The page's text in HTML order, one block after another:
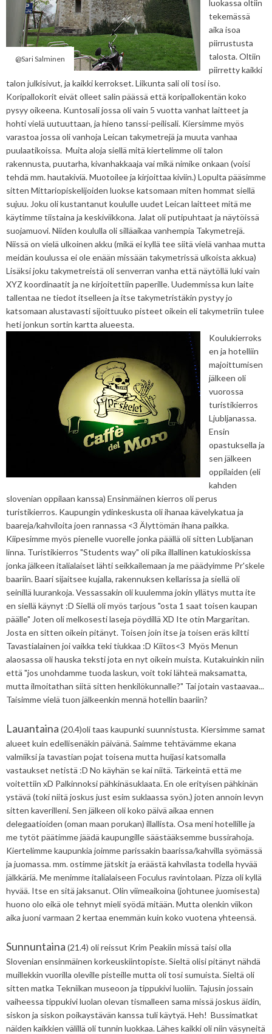
@Sari Salminen
luokassa oltiin
tekemässä
aika isoa
piirrustusta
talosta. Oltiin
piirretty kaikki
talon julkisivut, ja kaikki kerrokset. Liikunta sali oli tosi iso.
Koripallokorit eivät olleet salin päässä että koripallokentän koko
pysyy oikeena. Kuntosali jossa oli vain 5 vuotta vanhat laitteet ja
hohti vielä uutuuttaan, ja hieno tanssi-peilisali. Kiersimme myös
varastoa jossa oli vanhoja Leican takymetrejä ja muuta vanhaa
puulaatikoissa. Muita aloja siellä mitä kiertelimme oli talon
rakennusta, puutarha, kivanhakkaaja vai mikä nimike onkaan (voisi
tehdä mm. hautakiviä. Muotoilee ja kirjoittaa kiviin.) Lopulta pääsimme
sitten Mittariopiskelijoiden luokse katsomaan miten hommat siellä
sujuu. Joku oli kustantanut koululle uudet Leican laitteet mitä me
käytimme tiistaina ja keskiviikkona. Jalat oli putipuhtaat ja näytöissä
suojamuovi. Niiden koululla oli silläaikaa vanhempia Takymetrejä.
Niissä on vielä ulkoinen akku (mikä ei kyllä tee siitä vielä vanhaa mutta
meidän koulussa ei ole enään missään takymetrissä ulkoista akkua)
Lisäksi joku takymetreistä oli senverran vanha että näytöllä luki vain
XYZ koordinaatit ja ne kirjoitettiin paperille. Uudemmissa kun laite
tallentaa ne tiedot itselleen ja itse takymetristäkin pystyy jo
katsomaan alustavasti sijoittuuko pisteet oikein eli takymetriin tulee
heti jonkun sortin kartta alueesta.
Koulukierroks
en ja hotelliin
majoittumisen
jälkeen oli
vuorossa
turistikierros
Ljubljanassa.
Ensin
opastuksella ja
sen jälkeen
oppilaiden (eli
kahden
slovenian oppilaan kanssa) Ensinmäinen kierros oli perus
turistikierros. Kaupungin ydinkeskusta oli ihanaa kävelykatua ja
baareja/kahviloita joen rannassa <3 Älyttömän ihana paikka.
Kiipesimme myös pienelle vuorelle jonka päällä oli sitten Lubljanan
linna. Turistikierros "Students way" oli pika illallinen katukioskissa
jonka jälkeen italialaiset lähti seikkailemaan ja me päädyimme Pr'skele
baariin. Baari sijaitsee kujalla, rakennuksen kellarissa ja siellä oli
seinillä luurankoja. Vessassakin oli kuulemma jokin yllätys mutta ite
en siellä käynyt :D Siellä oli myös tarjous "osta 1 saat toisen kaupan
päälle" Joten oli melkosesti laseja pöydillä XD Ite otin Margaritan.
Josta en sitten oikein pitänyt. Toisen join itse ja toisen eräs kiltti
Tavastialainen joi vaikka teki tiukkaa :D Kiitos<3 Myös Menun
alaosassa oli hauska teksti jota en nyt oikein muista. Kutakuinkin niin
että "jos unohdamme tuoda laskun, voit toki lähteä maksamatta,
mutta ilmoitathan siitä sitten henkilökunnalle?" Tai jotain vastaavaa...
Taisimme vielä tuon jälkeenkin mennä hotellin baariin?
Lauantaina (20.4)oli taas kaupunki suunnistusta. Kiersimme samat
alueet kuin edellisenäkin päivänä. Saimme tehtävämme ekana
valmiiksi ja tavastian pojat toisena mutta huijasi katsomalla
vastaukset netistä :D No käyhän se kai niitä. Tärkeintä että me
voitettiin xD Palkinnoksi pähkinäsuklaata. En ole erityisen pähkinän
ystävä (toki niitä joskus just esim suklaassa syön.) joten annoin levyn
sitten kaverilleni. Sen jälkeen oli koko päivä aikaa ennen
delegaatioiden (oman maan porukan) illallista. Osa meni hotellille ja
me tytöt päätimme jäädä kaupungille säästääksemme bussirahoja.
Kiertelimme kaupunkia joimme parissakin baarissa/kahvilla syömässä
ja juomassa. mm. ostimme jätskit ja eräästä kahvilasta todella hyvää
jälkkäriä. Me menimme italialaiseen Foculus ravintolaan. Pizza oli kyllä
hyvää. Itse en sitä jaksanut. Olin viimeaikoina (johtunee juomisesta)
huono olo eikä ole tehnyt mieli syödä mitään. Mutta olenkin viikon
aika juoni varmaan 2 kertaa enemmän kuin koko vuotena yhteensä.
Sunnuntaina (21.4) oli reissut Krim Peakiin missä taisi olla
Slovenian ensinmäinen korkeuskiintopiste. Sieltä olisi pitänyt nähdä
muillekkin vuorilla oleville pisteille mutta oli tosi sumuista. Sieltä oli
sitten matka Tekniikan museoon ja tippukivi luoliin. Tajusin jossain
vaiheessa tippukivi luolan olevan tismalleen sama missä joskus äidin,
siskon ja siskon poikaystävän kanssa tuli käytyä. Heh! Bussimatkat
näiden kaikkien välillä oli tunnin luokkaa. Lähes kaikki oli niin väsyneitä